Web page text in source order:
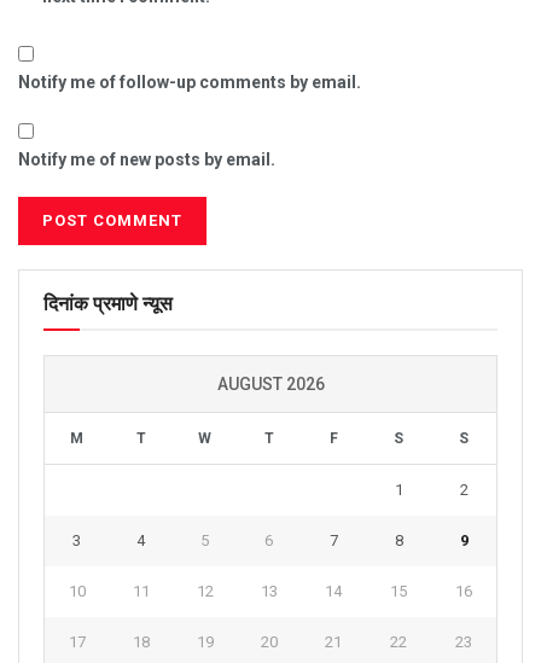
Notify me of follow-up comments by email.
Notify me of new posts by email.
दिनांक प्रमाणे न्यूस
AUGUST 2026
M T W T F S S
1 2
3 4 5 6 7 8 9
10 11 12 13 14 15 16
17 18 19 20 21 22 23